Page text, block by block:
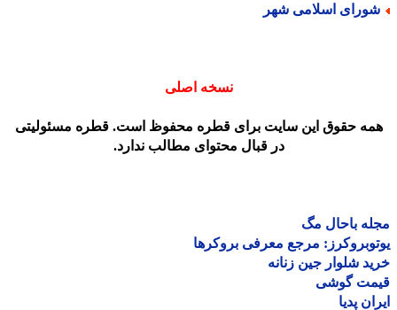
اسلامی شهر
نسخه اصلی
حقوق این سایت برای قطره محفوظ است. قطره مسئولیتی
در قبال محتوای مطالب ندارد.
باحال مگ
مرجع معرفی بروکرها
شلوار جین زنانه
گوشی
پدیا